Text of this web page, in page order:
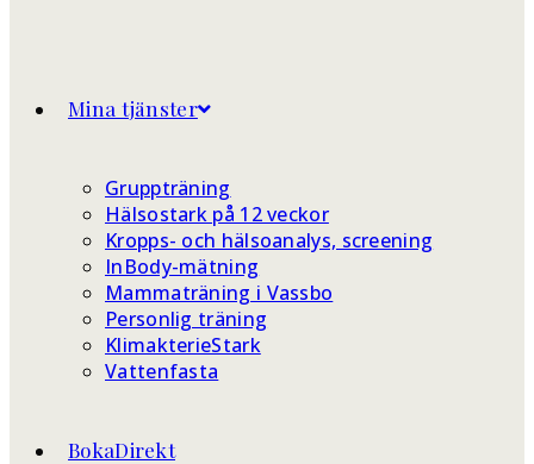
Mina tjänster
Gruppträning
Hälsostark på 12 veckor
Kropps- och hälsoanalys, screening
InBody-mätning
Mammaträning i Vassbo
Personlig träning
KlimakterieStark
Vattenfasta
BokaDirekt